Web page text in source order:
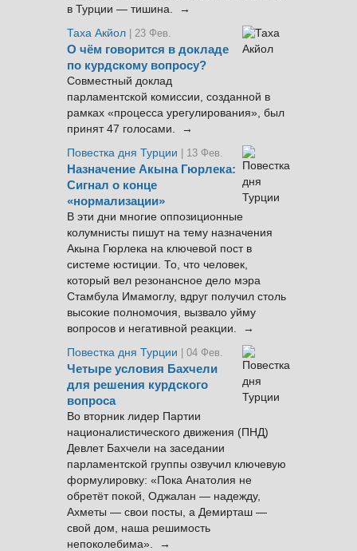
в Турции — тишина. →
Таха Акйол | 23 Фев.
О чём говорится в докладе
по курдскому вопросу?
Совместный доклад
парламентской комиссии, созданной в
рамках «процесса урегулирования», был
принят 47 голосами. →
Повестка дня Турции
| 13 Фев.
Назначение Акына Гюрлека:
Сигнал о конце
«нормализации»
В эти дни многие оппозиционные
колумнисты пишут на тему назначения
Акына Гюрлека на ключевой пост в
системе юстиции. То, что человек,
который вел резонансное дело мэра
Стамбула Имамоглу, вдруг получил столь
высокие полномочия, вызвало уйму
вопросов и негативной реакции. →
Повестка дня Турции
| 04 Фев.
Четыре условия Бахчели
для решения курдского
вопроса
Во вторник лидер Партии
националистического движения (ПНД)
Девлет Бахчели на заседании
парламентской группы озвучил ключевую
формулировку: «Пока Анатолия не
обретёт покой, Оджалан — надежду,
Ахметы — свои посты, а Демирташ —
свой дом, наша решимость
непоколебима». →